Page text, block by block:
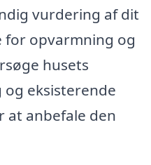
vurdering af dit
for opvarmning og
husets
eksisterende
at anbefale den